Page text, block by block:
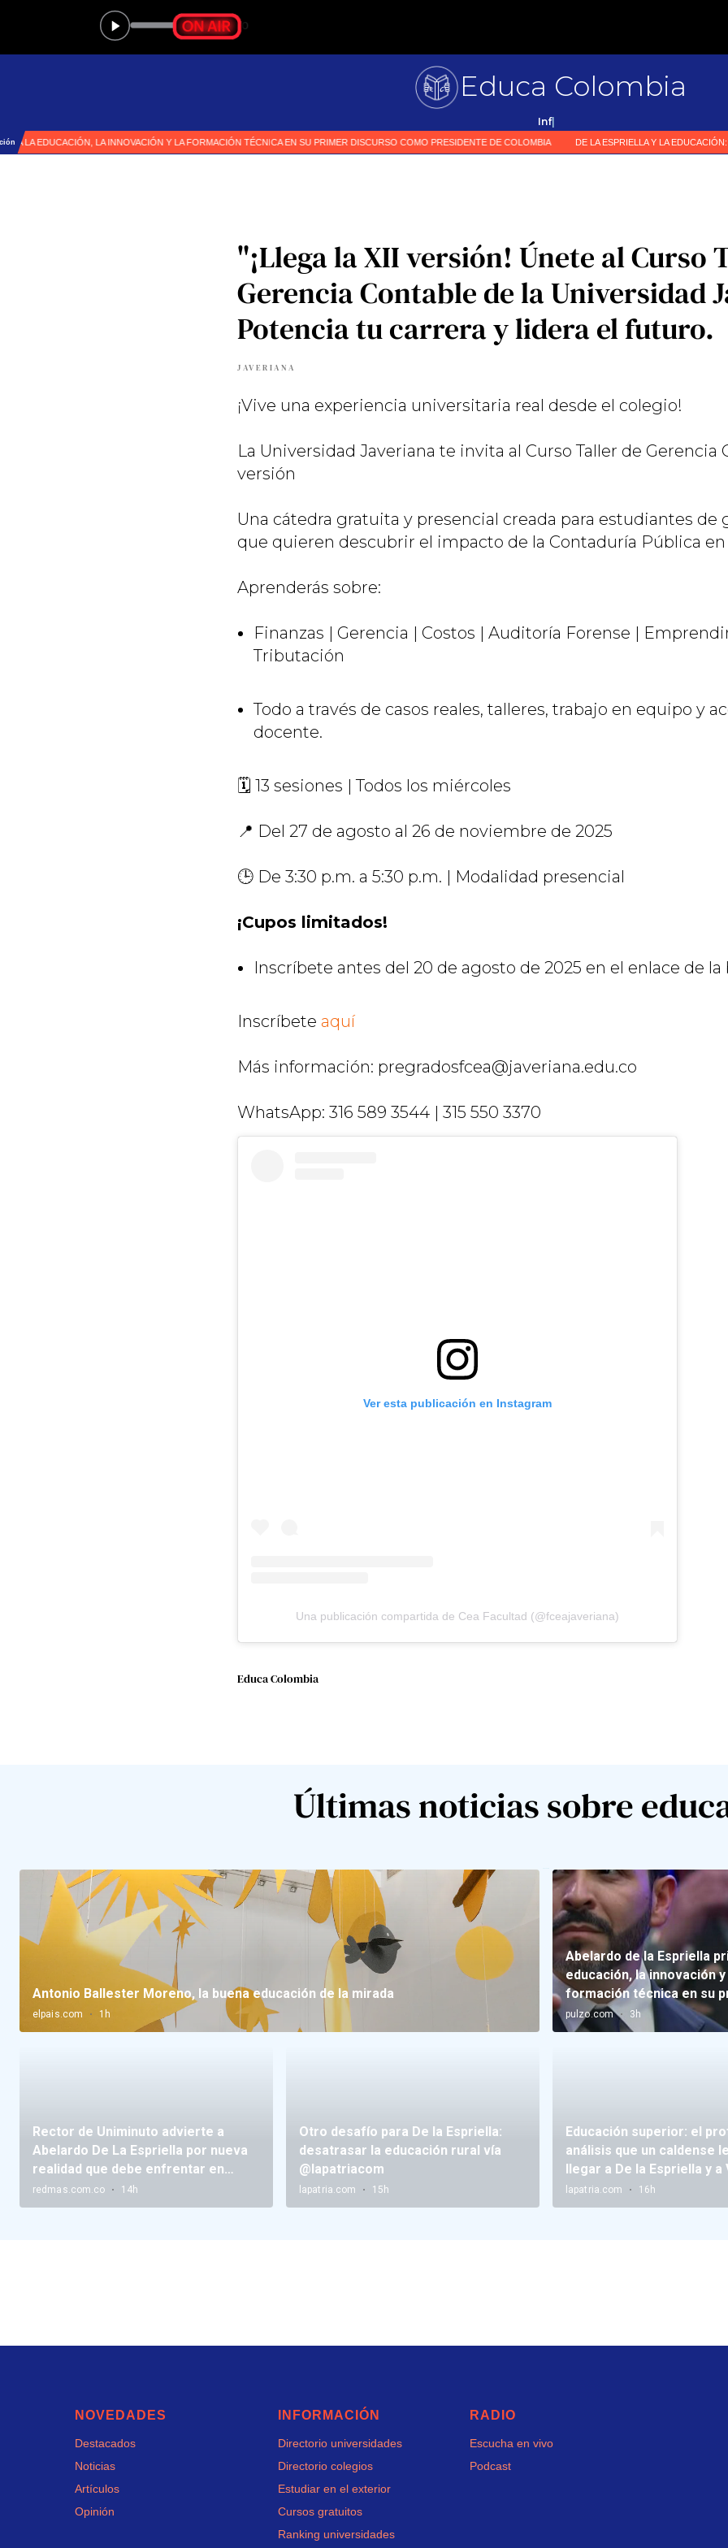
Educa Colombia
|
"¡Llega la XII versión! Únete al Curso
Gerencia Contable de la Universidad
Potencia tu carrera y lidera el futuro.
JAVERIANA
¡Vive una experiencia universitaria real desde el colegio!
La Universidad Javeriana te invita al Curso Taller de Gerencia
versión
Una cátedra gratuita y presencial creada para estudiantes de
que quieren descubrir el impacto de la Contaduría Pública
Aprenderás sobre:
Finanzas | Gerencia | Costos | Auditoría Forense |
Tributación
Todo a través de casos reales, talleres, trabajo en equipo y
docente.
🗓️ 13 sesiones | Todos los miércoles
📍 Del 27 de agosto al 26 de noviembre de 2025
🕒 De 3:30 p.m. a 5:30 p.m. | Modalidad presencial
¡Cupos limitados!
Inscríbete antes del 20 de agosto de 2025 en el enlace de la
Inscríbete aquí
Más información: pregradosfcea@javeriana.edu.co
WhatsApp: 316 589 3544 | 315 550 3370
Ver esta publicación en Instagram
Una publicación compartida de Cea Facultad (@fceajaveriana)
Educa Colombia
Últimas noticias sobre
NOVEDADES
Destacados
Noticias
Artículos
Opinión
INFORMACIÓN
Directorio universidades
Directorio colegios
Estudiar en el exterior
Cursos gratuitos
Ranking universidades
RADIO
Escucha en vivo
Podcast